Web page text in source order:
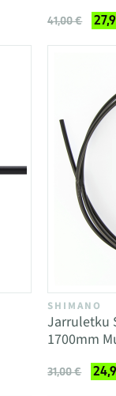
41,00 €
SHIMANO
Jarruletku
1700mm
31,00 €